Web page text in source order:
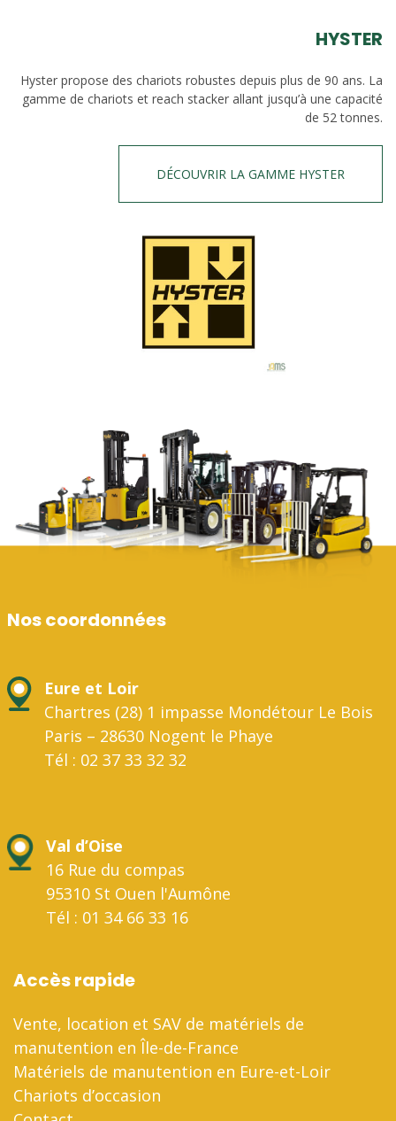
HYSTER
Hyster propose des chariots robustes depuis plus de 90 ans. La
gamme de chariots et reach stacker allant jusqu’à une capacité
de 52 tonnes.
DÉCOUVRIR LA GAMME HYSTER
Nos coordonnées
Eure et Loir
Chartres (28) 1 impasse Mondétour Le Bois
Paris – 28630 Nogent le Phaye
Tél : 02 37 33 32 32
Val d’Oise
16 Rue du compas
95310 St Ouen l'Aumône
Tél : 01 34 66 33 16
Accès rapide
Vente, location et SAV de matériels de
manutention en Île-de-France
Matériels de manutention en Eure-et-Loir
Chariots d’occasion